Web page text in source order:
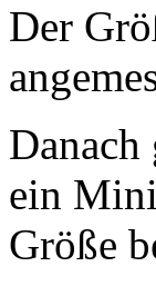
Der
ein
Größe